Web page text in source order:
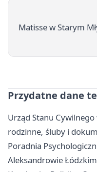
Matisse w Starym
Przydatne dane
Urząd Stanu
rodzinne, śluby i
Poradnia
Aleksandrowie